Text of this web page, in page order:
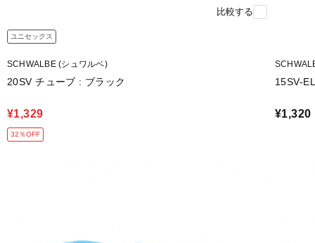
比較する
ユニセックス
SCHWALBE (シュワルベ)
20SV チューブ : ブラック
¥1,329
32％OFF
15SV-
¥1,320